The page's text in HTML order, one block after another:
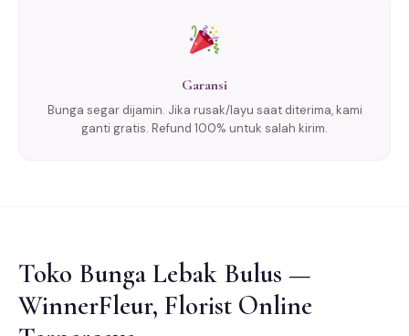
Garansi
Bunga segar dijamin. Jika rusak/layu saat diterima, kami
ganti gratis. Refund 100% untuk salah kirim.
Toko Bunga Lebak Bulus —
WinnerFleur, Florist Online